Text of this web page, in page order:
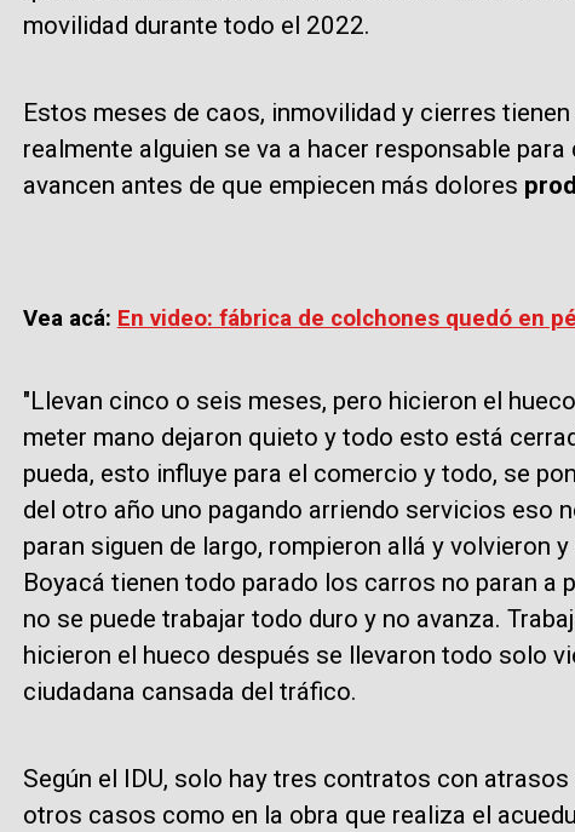
movilidad durante todo el 2022.
Estos meses de caos, inmovilidad y cierres
realmente alguien se va a hacer responsable
avancen antes de que empiecen más dolores
Vea acá: En video: fábrica de colchones quedó en
"Llevan cinco o seis meses, pero hicieron el
meter mano dejaron quieto y todo esto está
pueda, esto influye para el comercio y todo, se
del otro año uno pagando arriendo servicios eso
paran siguen de largo, rompieron allá y volvieron
Boyacá tienen todo parado los carros no paran a
no se puede trabajar todo duro y no avanza.
hicieron el hueco después se llevaron todo solo
ciudadana cansada del tráfico.
Según el IDU, solo hay tres contratos con
otros casos como en la obra que realiza el